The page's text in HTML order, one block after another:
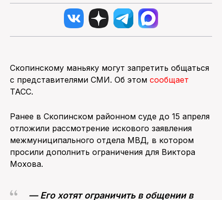
Скопинскому маньяку могут запретить общаться
с представителями СМИ. Об этом сообщает
ТАСС.
Ранее в Скопинском районном суде до 15 апреля
отложили рассмотрение искового заявления
межмуниципального отдела МВД, в котором
просили дополнить ограничения для Виктора
Мохова.
— Его хотят ограничить в общении в